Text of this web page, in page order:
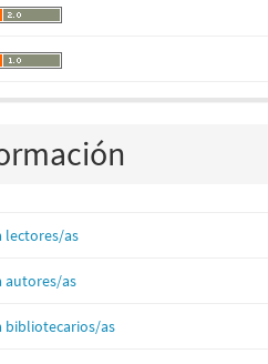
lectores/as
autores/as
bibliotecarios/as